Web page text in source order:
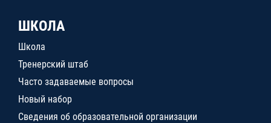
ШКОЛА
Школа
Тренерский штаб
Часто задаваемые вопросы
Новый набор
Сведения об образовательной организации